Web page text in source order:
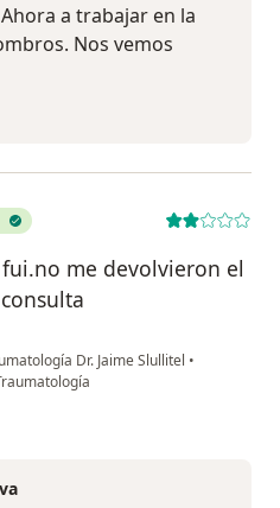
a trabajar en la
Nos vemos
me devolvieron el
Dr. Jaime Slullitel •